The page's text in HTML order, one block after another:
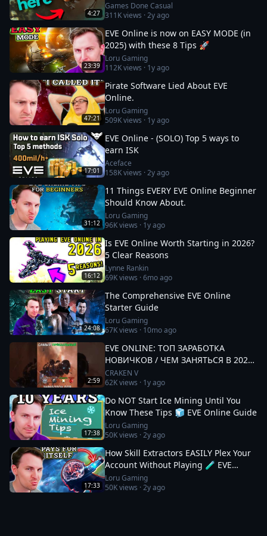
4:27
Games Done Casual
311Kviews ·2y ago
23:39
EVE Online is now on EASY MODE (in
2025) with these 8 Tips 🚀
Loru Gaming
112Kviews · 1y ago
47:21
Pirate Software Lied About EVE
Online.
Loru Gaming
509Kviews · 1y ago
17:01
EVE Online - (SOLO) Top 5 ways to
earn ISK
Aceface
158Kviews ·2y ago
31:12
11 Things EVERY EVE Online Beginner
Should Know About.
Loru Gaming
96Kviews · 1y ago
16:12
Is EVE Online Worth Starting in 2026?
5 Clear Reasons
Lynne Rankin
69Kviews ·6mo ago
24:08
The Comprehensive EVE Online
Starter Guide
Loru Gaming
67Kviews · 10mo ago
2:59
EVE ONLINE: ТОП ЗАРАБОТКА
НОВИЧКОВ / ЧЕМ ЗАНЯТЬСЯ В 2025
#eveonline
CRAKEN V
62Kviews · 1y ago
17:38
Do NOT Start Ice Mining Until You
Know These Tips 🧊 EVE Online Guide
Loru Gaming
50Kviews ·2y ago
17:33
How Skill Extractors EASILY Plex Your
Account Without Playing 🧪 EVE
Online Guide
Loru Gaming
50Kviews ·2y ago